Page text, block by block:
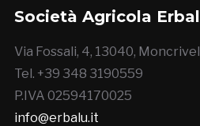
Società Agricola
Via Fossali, 4, 13040,
Tel. +39 348 3190559
P.IVA 02594170025
info@erbalu.it